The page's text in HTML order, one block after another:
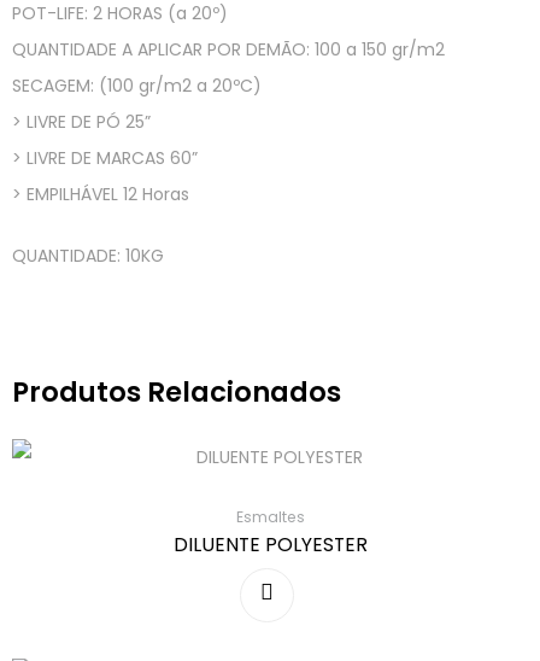
POT-LIFE: 2 HORAS (a 20º)
QUANTIDADE A APLICAR POR DEMÃO: 100 a 150 gr/m2
SECAGEM: (100 gr/m2 a 20ºC)
> LIVRE DE PÓ 25”
> LIVRE DE MARCAS 60”
> EMPILHÁVEL 12 Horas
QUANTIDADE: 10KG
Produtos Relacionados
Esmaltes
DILUENTE POLYESTER